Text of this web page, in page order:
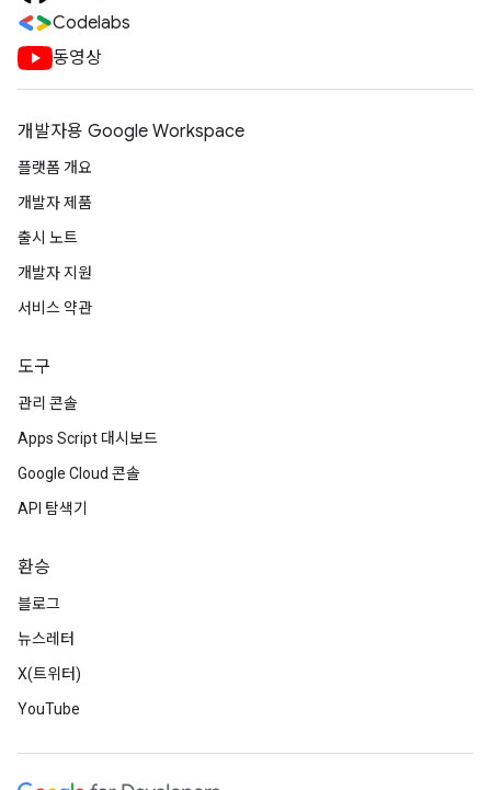
Codelabs
동영상
개발자용 Google Workspace
플랫폼 개요
개발자 제품
출시 노트
개발자 지원
서비스 약관
도구
관리 콘솔
Apps Script 대시보드
Google Cloud 콘솔
API 탐색기
환승
블로그
뉴스레터
X(트위터)
YouTube